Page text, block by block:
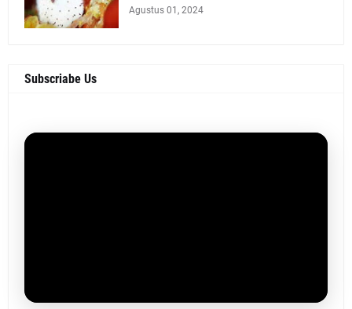
Agustus 01, 2024
Subscriabe Us